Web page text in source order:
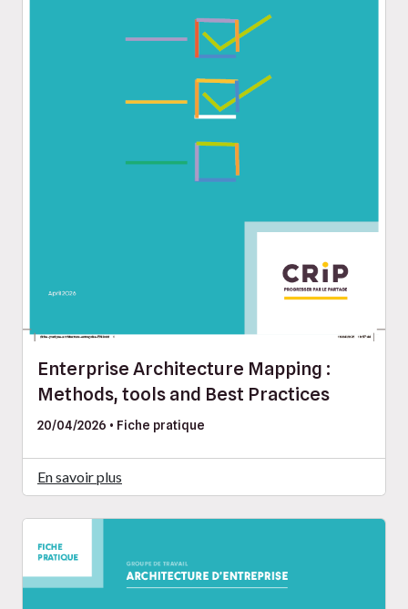
Enterprise Architecture Mapping :
Methods, tools and Best Practices
20/04/2026 • Fiche pratique
En savoir plus